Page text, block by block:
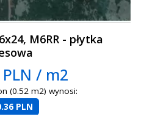
M6RR - płytka
/ m2
(0.52 m2) wynosi:
PLN